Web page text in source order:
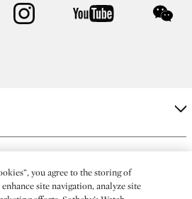
instagram youtube
you agree to the storing of
site navigation, analyze site